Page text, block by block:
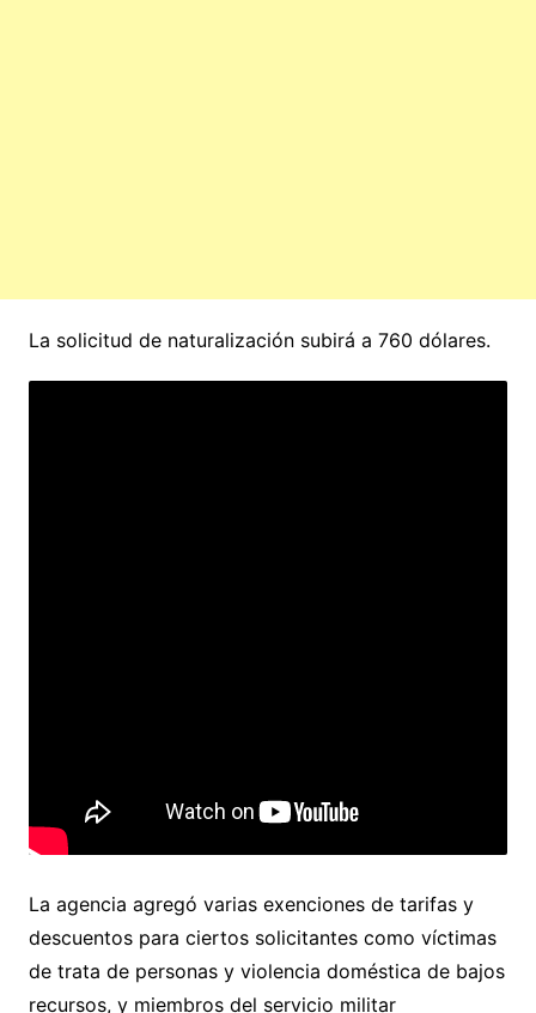
La solicitud de naturalización subirá a 760 dólares.
La agencia agregó varias exenciones de tarifas y
descuentos para ciertos solicitantes como víctimas
de trata de personas y violencia doméstica de bajos
recursos, y miembros del servicio militar